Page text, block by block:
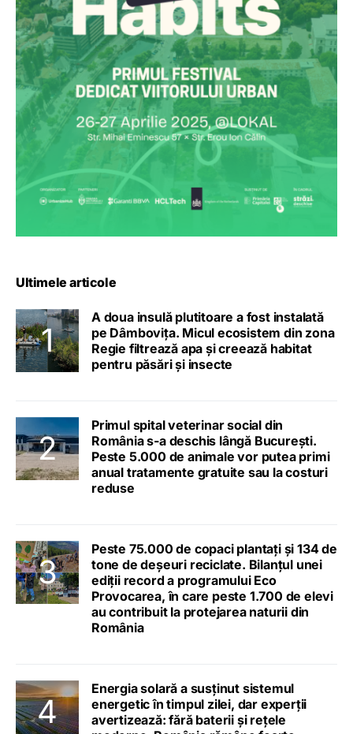
Ultimele articole
A doua insulă plutitoare a fost instalată
pe Dâmbovița. Micul ecosistem din zona
Regie filtrează apa și creează habitat
pentru păsări și insecte
Primul spital veterinar social din
România s-a deschis lângă București.
Peste 5.000 de animale vor putea primi
anual tratamente gratuite sau la costuri
reduse
Peste 75.000 de copaci plantați și 134 de
tone de deșeuri reciclate. Bilanțul unei
ediții record a programului Eco
Provocarea, în care peste 1.700 de elevi
au contribuit la protejarea naturii din
România
Energia solară a susținut sistemul
energetic în timpul zilei, dar experții
avertizează: fără baterii și rețele